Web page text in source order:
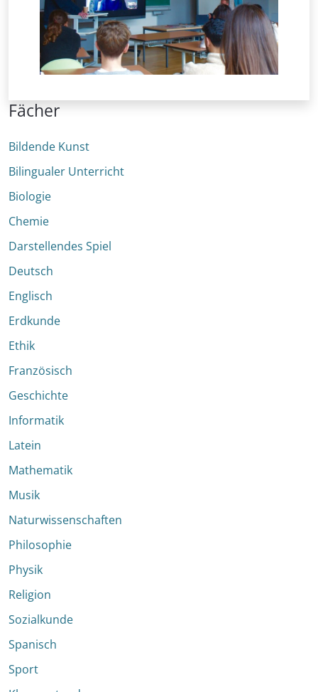
Fächer
Bildende Kunst
Bilingualer Unterricht
Biologie
Chemie
Darstellendes Spiel
Deutsch
Englisch
Erdkunde
Ethik
Französisch
Geschichte
Informatik
Latein
Mathematik
Musik
Naturwissenschaften
Philosophie
Physik
Religion
Sozialkunde
Spanisch
Sport